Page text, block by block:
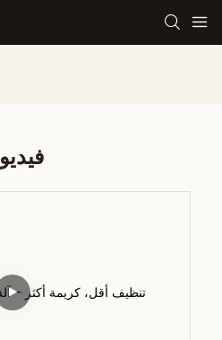
فيديو